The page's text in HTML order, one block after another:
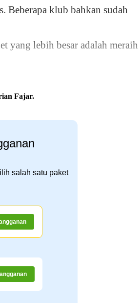
klub bahkan sudah
yang lebih besar adalah meraih
Fajar.
salah satu paket